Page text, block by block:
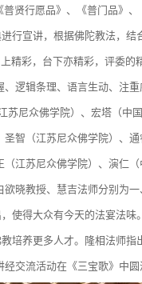
普贤行愿品》、《普门品》
行宣讲，根据佛陀教法，
精彩，台下亦精彩，评委
逻辑条理、语言生动、注重
尼众佛学院）、宏塔（中
智（江苏尼众佛学院）、
江苏尼众佛学院）、演仁
晓教授、慧吉法师分别为
使得大众有今天的法宴法
培养更多人才。隆相法师
交流活动在《三宝歌》中圆